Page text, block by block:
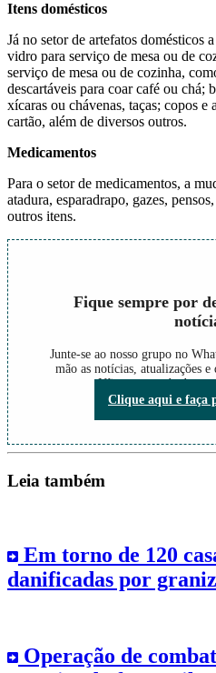
Itens domésticos
Já no setor de artefatos domésticos
vidro para serviço de mesa ou de
serviço de mesa ou de cozinha,
descartáveis para coar café ou chá;
xícaras ou chávenas, taças; copos e
cartão, além de diversos outros.
Medicamentos
Para o setor de medicamentos, a
atadura, esparadrapo, gazes,
outros itens.
Fique sempre por
Junte-se ao nosso grupo no
mão as notícias, atualizações
Não perca nada do
Clique aqui e faça
Leia também
Em torno de 120
danificadas por
Operação de